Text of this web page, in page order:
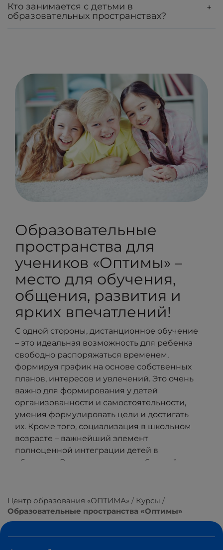
Кто занимается с детьми в
образовательных пространствах?
+
Образовательные
пространства для
учеников «Оптимы» –
место для обучения,
общения, развития и
ярких впечатлений!
С одной стороны, дистанционное обучение
– это идеальная возможность для ребенка
свободно распоряжаться временем,
формируя график на основе собственных
планов, интересов и увлечений. Это очень
важно для формирования у детей
организованности и самостоятельности,
умения формулировать цели и достигать
их. Кроме того, социализация в школьном
возрасте – важнейший элемент
полноценной интеграции детей в
общество. Рассказываем вам об одной из
– образовательных пространствах для
детей!
Важно совмещать
Центр образования «ОПТИМА»
Курсы
Образовательные пространства «Оптимы»